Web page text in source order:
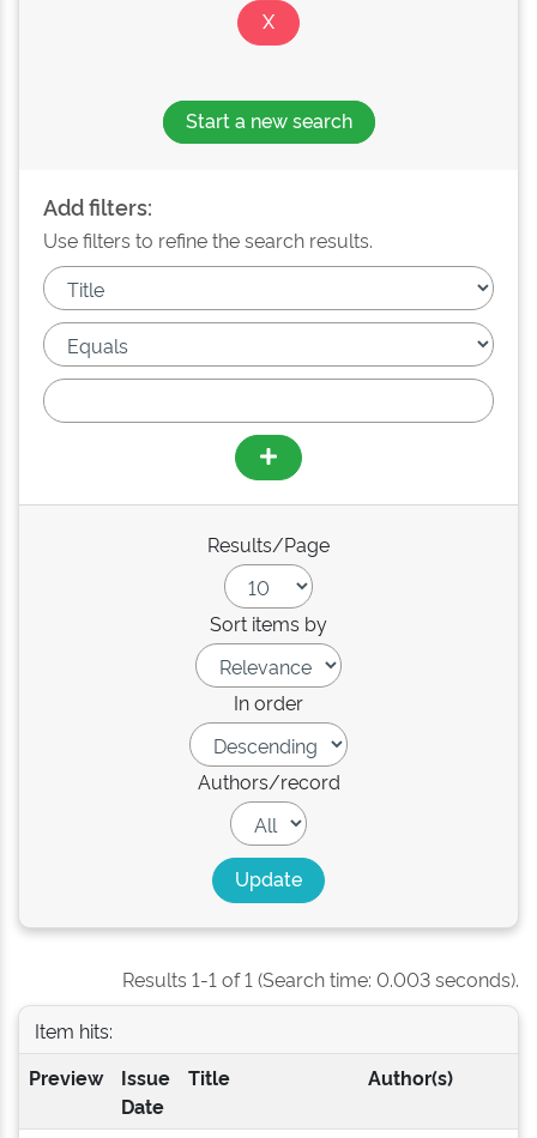
Start a new search
Add filters:
Use filters to refine the search results.
Results/Page
Sort items by
In order
Authors/record
Results 1-1 of 1 (Search time: 0.003 seconds).
Item hits:
Preview
Issue
Date
Title Author(s)